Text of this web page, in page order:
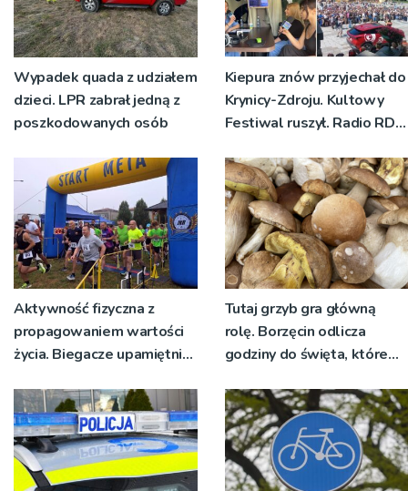
Wypadek quada z udziałem
dzieci. LPR zabrał jedną z
poszkodowanych osób
Kiepura znów przyjechał do
Krynicy-Zdroju. Kultowy
Festiwal ruszył. Radio RDN
żywo [ZDJĘCIA]
Aktywność fizyczna z
propagowaniem wartości
życia. Biegacze upamiętnili
Tutaj grzyb gra główną
rolę. Borzęcin odlicza
godziny do święta, które
pokoleń